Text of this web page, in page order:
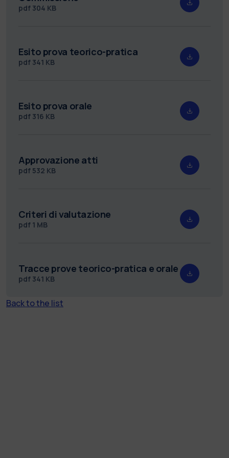
pdf 304 KB
Esito prova teorico-pratica
pdf 341 KB
Esito prova orale
pdf 316 KB
Approvazione atti
pdf 532 KB
Criteri di valutazione
pdf 1 MB
Tracce prove teorico-pratica e orale
pdf 341 KB
Back to the list